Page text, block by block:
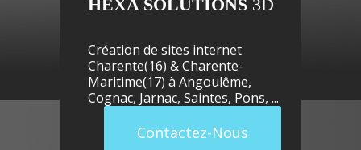
Maguy -
HEXA SOLUTIONS 3D
Création de sites internet
Charente(16) & Charente-
Maritime(17) à Angoulême,
Cognac, Jarnac, Saintes, Pons, ...
Contactez-Nous